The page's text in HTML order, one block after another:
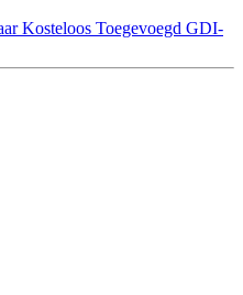
Kosteloos Toegevoegd GDI-